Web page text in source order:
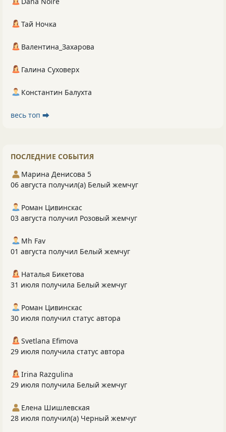
Тай Ночка
Валентина_Захарова
Галина Суховерх
Константин Балухта
весь топ ⮕
ПОСЛЕДНИЕ СОБЫТИЯ
Марина Денисова 5
06 августа получил(а) Белый жемчуг
Роман Цивинскас
03 августа получил Розовый жемчуг
Mh Fav
01 августа получил Белый жемчуг
Наталья Бикетова
31 июля получила Белый жемчуг
Роман Цивинскас
30 июля получил статус автора
Svetlana Efimova
29 июля получила статус автора
Irina Razgulina
29 июля получила Белый жемчуг
Елена Шишлевская
28 июля получил(а) Черный жемчуг